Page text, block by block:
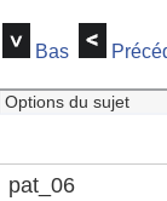
Bas
pat_06